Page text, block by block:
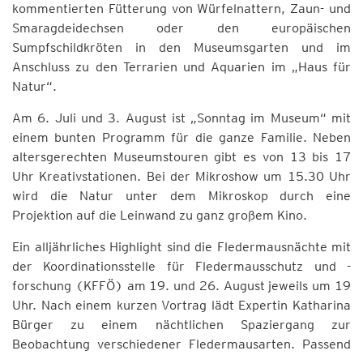
kommentierten Fütterung von Würfelnattern, Zaun- und
Smaragdeidechsen oder den europäischen
Sumpfschildkröten in den Museumsgarten und im
Anschluss zu den Terrarien und Aquarien im „Haus für
Natur“.
Am 6. Juli und 3. August ist „Sonntag im Museum“ mit
einem bunten Programm für die ganze Familie. Neben
altersgerechten Museumstouren gibt es von 13 bis 17
Uhr Kreativstationen. Bei der Mikroshow um 15.30 Uhr
wird die Natur unter dem Mikroskop durch eine
Projektion auf die Leinwand zu ganz großem Kino.
Ein alljährliches Highlight sind die Fledermausnächte mit
der Koordinationsstelle für Fledermausschutz und -
forschung (KFFÖ) am 19. und 26. August jeweils um 19
Uhr. Nach einem kurzen Vortrag lädt Expertin Katharina
Bürger zu einem nächtlichen Spaziergang zur
Beobachtung verschiedener Fledermausarten. Passend